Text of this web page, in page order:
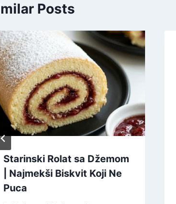
Posts
Starinski Rolat sa Džemom
| Najmekši Biskvit Koji Ne
Puca